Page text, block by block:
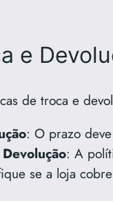
e
de troca e
: O prazo
: A
se a loja